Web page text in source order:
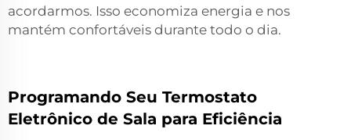
acordarmos. Isso economiza energia e nos
mantém confortáveis durante todo o dia.
Programando Seu Termostato
Eletrônico de Sala para Eficiência